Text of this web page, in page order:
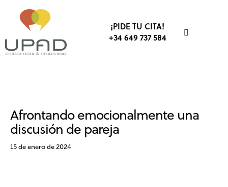
¡PIDE TU CITA!
+34 649 737 584
Afrontando emocionalmente una
discusión de pareja
15 de enero de 2024